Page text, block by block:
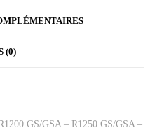
(0)
GS/GSA – R1250 GS/GSA –